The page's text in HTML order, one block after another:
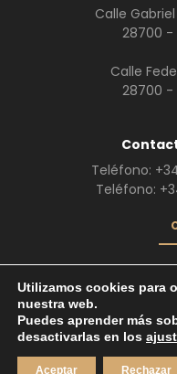
Calle
28700 -
Calle
28700 -
Teléfono:
Teléfono:
¿Quiénes
Vehículos de Escena©
Utilizamos cookies para
nuestra web.
Puedes aprender más
desactivarlas en los
Aceptar Rechazar